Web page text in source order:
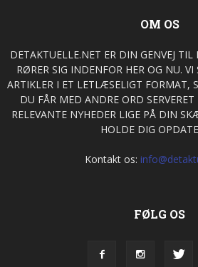
OM OS
DETAKTUELLE.NET ER DIN GENVEJ
RØRER SIG INDENFOR HER OG NU. VI
ARTIKLER I ET LETLÆSELIGT FORMAT,
DU FÅR MED ANDRE ORD
RELEVANTE NYHEDER LIGE PÅ DIN
HOLDE DIG
Kontakt os:
FØLG OS